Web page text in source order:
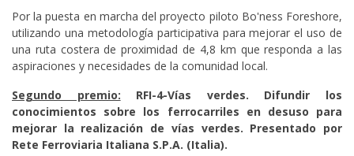
Por la puesta en marcha del proyecto piloto Bo'ness Foreshore,
utilizando una metodología participativa para mejorar el uso de
una ruta costera de proximidad de 4,8 km que responda a las
aspiraciones y necesidades de la comunidad local.
Segundo premio: RFI-4-Vías verdes. Difundir los
conocimientos sobre los ferrocarriles en desuso para
mejorar la realización de vías verdes. Presentado por
Rete Ferroviaria Italiana S.P.A. (Italia).